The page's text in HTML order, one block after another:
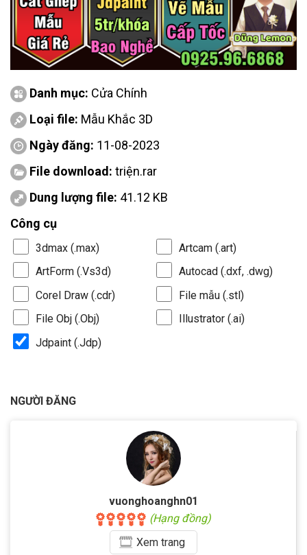
Danh mục: Cửa Chính
Loại file: Mẫu Khắc 3D
Ngày đăng: 11-08-2023
File download: triện.rar
Dung lượng file: 41.12 KB
Công cụ
3dmax (.max)
Artcam (.art)
ArtForm (.Vs3d)
Autocad (.dxf, .dwg)
Corel Draw (.cdr)
File mẫu (.stl)
File Obj (.Obj)
Illustrator (.ai)
Jdpaint (.Jdp)
NGƯỜI ĐĂNG
vuonghoanghn01
(Hạng đồng)
Xemtrang